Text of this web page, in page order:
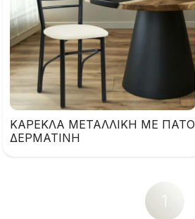
ΚΑΡΕΚΛΑ ΜΕΤΑΛΛΙΚΗ ΜΕ ΠΑΤΟ
ΔΕΡΜΑΤΙΝΗ
1